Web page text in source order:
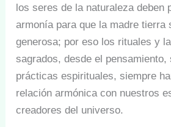
los seres de la naturaleza deben
armonía para que la madre tierra
generosa; por eso los rituales y
sagrados, desde el
prácticas espirituales, siempre
relación armónica con nuestros
creadores del universo.